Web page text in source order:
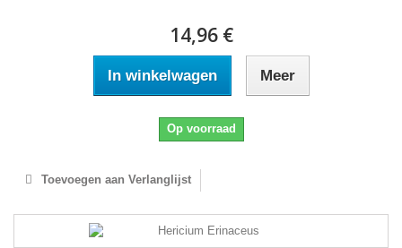
14,96 €
In winkelwagen Meer
Op voorraad
Toevoegen aan Verlanglijst